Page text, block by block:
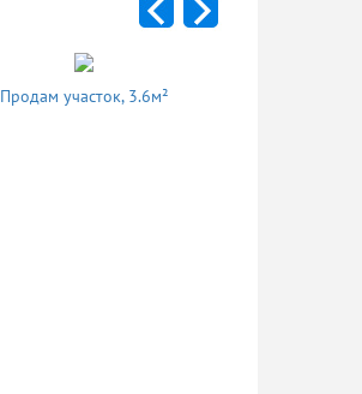
Продам участок, 3.6м²